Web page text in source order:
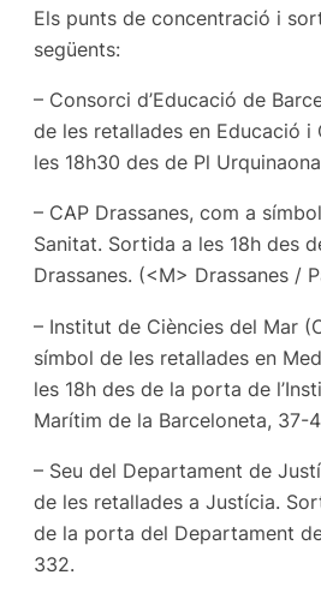
Els punts de concentració i
següents:
– Consorci d’Educació de
de les retallades en Educació i
les 18h30 des de Pl
– CAP Drassanes, com a
Sanitat. Sortida a les 18h des
Drassanes. (<M> Drassanes /
– Institut de Ciències del Mar
símbol de les retallades en
les 18h des de la porta de
Marítim de la Barceloneta, 37-
– Seu del Departament de
de les retallades a Justícia.
de la porta del Departament
332.